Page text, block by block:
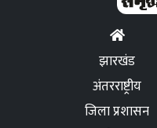
झारखंड
अंतरराष्ट्रीय
जिला प्रशासन